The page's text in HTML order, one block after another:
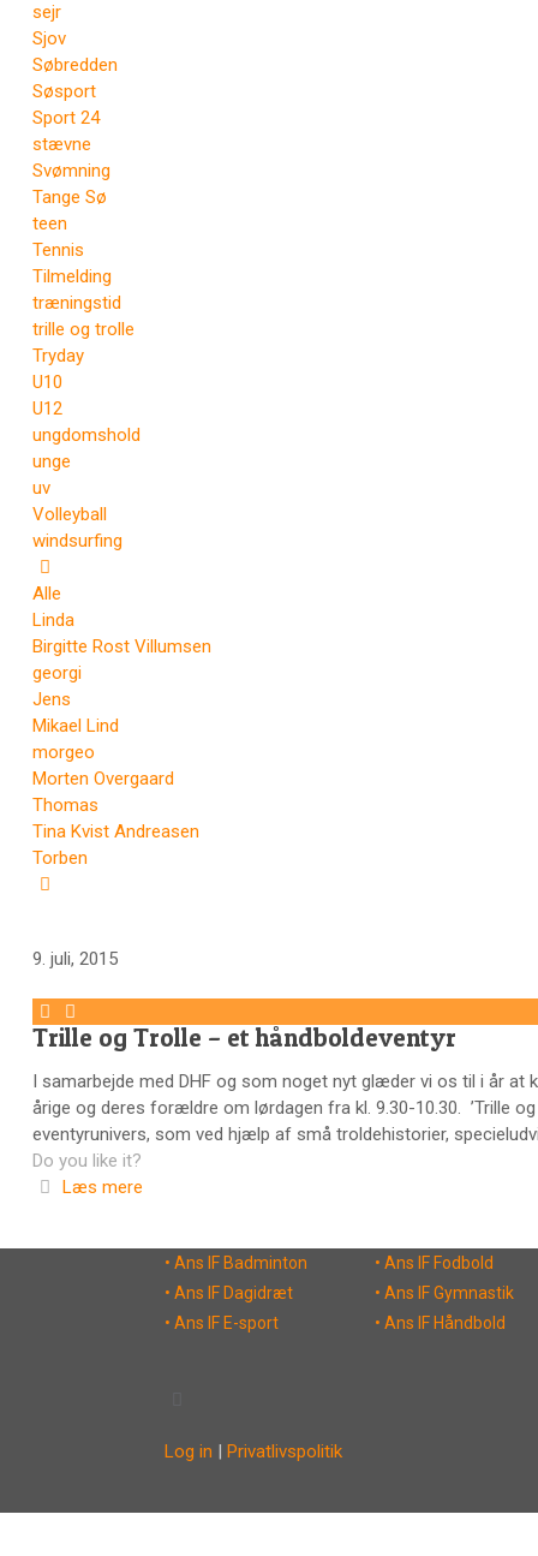
sejr
Sjov
Søbredden
Søsport
Sport 24
stævne
Svømning
Tange Sø
teen
Tennis
Tilmelding
træningstid
trille og trolle
Tryday
U10
U12
ungdomshold
unge
uv
Volleyball
windsurfing
Alle
Linda
Birgitte Rost Villumsen
georgi
Jens
Mikael Lind
morgeo
Morten Overgaard
Thomas
Tina Kvist Andreasen
Torben
9. juli, 2015
Trille og Trolle – et håndboldeventyr
I samarbejde med DHF og som noget nyt glæder vi os til i år at
årige og deres forældre om lørdagen fra kl. 9.30-10.30. ’Trille
eventyrunivers, som ved hjælp af små troldehistorier,
Do you like it?
Læs mere
• Ans IF Badminton
• Ans IF Dagidræt
• Ans IF E-sport
• Ans IF Fodbold
• Ans IF Gymnastik
• Ans IF Håndbold
Log in | Privatlivspolitik